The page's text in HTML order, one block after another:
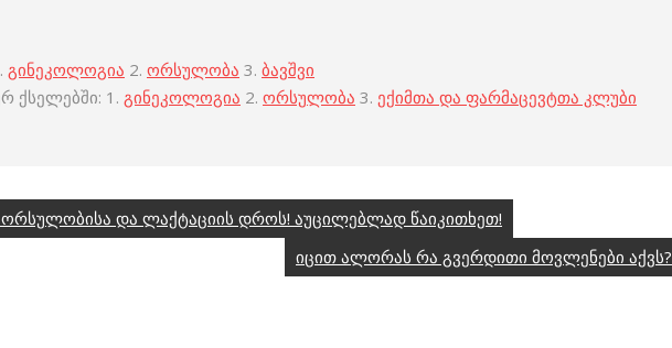
გინეკოლოგია 2. ორსულობა 3. ბავშვი
ქსელებში: 1. გინეკოლოგია 2. ორსულობა 3. ექიმთა და ფარმაცევტთა კლუბი
და ლაქტაციის დროს! აუცილებლად წაიკითხეთ!
იცით ალორას რა გვერდითი მოვლენები აქვს?